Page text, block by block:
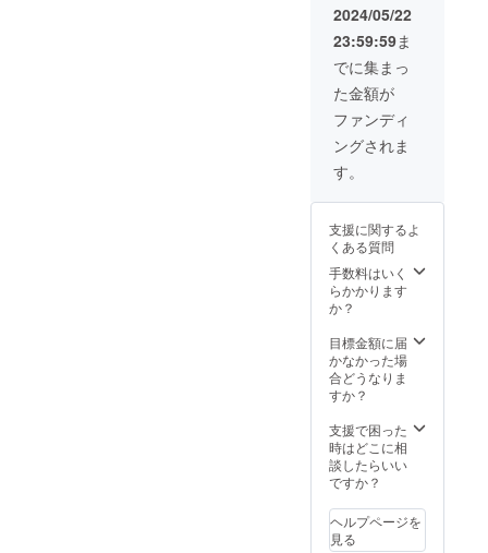
2024/05/22
23:59:59ま
でに集まっ
た金額が
ファンディ
ングされま
す。
支援に関するよ
くある質問
手数料はいく
らかかります
か？
目標金額に届
かなかった場
合どうなりま
すか？
支援で困った
時はどこに相
談したらいい
ですか？
ヘルプページを
見る